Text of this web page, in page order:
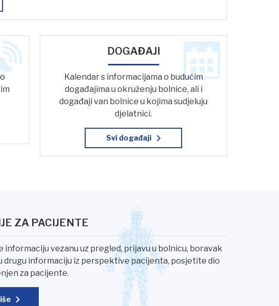
DOGAĐAJI
Kalendar s informacijama o budućim
događajima u okruženju bolnice, ali i
događaji van bolnice u kojima sudjeluju
djelatnici.
Svi događaji
ZA PACIJENTE
vezanu uz pregled, prijavu u bolnicu, boravak
drugu informaciju iz perspektive pacijenta, posjetite dio
za pacijente.